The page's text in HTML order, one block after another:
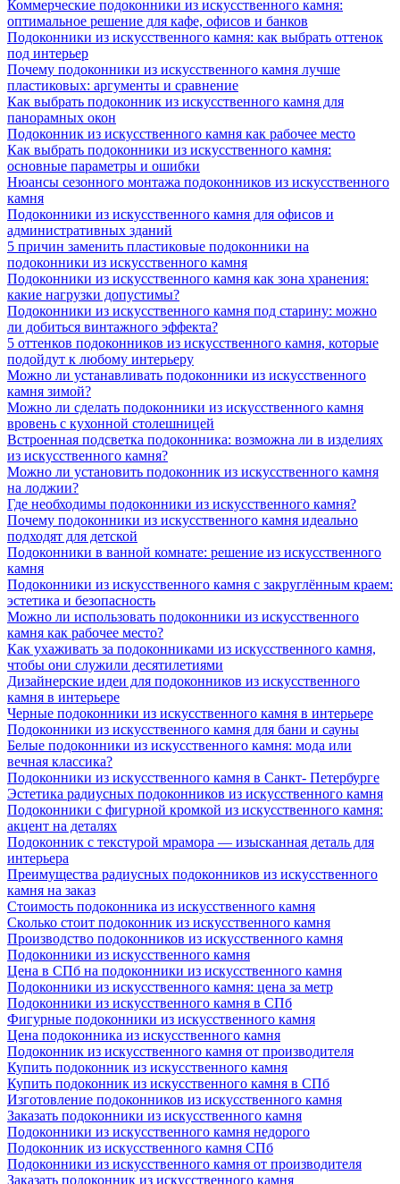
Коммерческие подоконники из искусственного камня:
оптимальное решение для кафе, офисов и банков
Подоконники из искусственного камня: как выбрать оттенок
под интерьер
Почему подоконники из искусственного камня лучше
пластиковых: аргументы и сравнение
Как выбрать подоконник из искусственного камня для
панорамных окон
Подоконник из искусственного камня как рабочее место
Как выбрать подоконники из искусственного камня:
основные параметры и ошибки
Нюансы сезонного монтажа подоконников из искусственного
камня
Подоконники из искусственного камня для офисов и
административных зданий
5 причин заменить пластиковые подоконники на
подоконники из искусственного камня
Подоконники из искусственного камня как зона хранения:
какие нагрузки допустимы?
Подоконники из искусственного камня под старину: можно
ли добиться винтажного эффекта?
5 оттенков подоконников из искусственного камня, которые
подойдут к любому интерьеру
Можно ли устанавливать подоконники из искусственного
камня зимой?
Можно ли сделать подоконники из искусственного камня
вровень с кухонной столешницей
Встроенная подсветка подоконника: возможна ли в изделиях
из искусственного камня?
Можно ли установить подоконник из искусственного камня
на лоджии?
Где необходимы подоконники из искусственного камня?
Почему подоконники из искусственного камня идеально
подходят для детской
Подоконники в ванной комнате: решение из искусственного
камня
Подоконники из искусственного камня с закруглённым краем:
эстетика и безопасность
Можно ли использовать подоконники из искусственного
камня как рабочее место?
Как ухаживать за подоконниками из искусственного камня,
чтобы они служили десятилетиями
Дизайнерские идеи для подоконников из искусственного
камня в интерьере
Черные подоконники из искусственного камня в интерьере
Подоконники из искусственного камня для бани и сауны
Белые подоконники из искусственного камня: мода или
вечная классика?
Подоконники из искусственного камня в Санкт- Петербурге
Эстетика радиусных подоконников из искусственного камня
Подоконники с фигурной кромкой из искусственного камня:
акцент на деталях
Подоконник с текстурой мрамора — изысканная деталь для
интерьера
Преимущества радиусных подоконников из искусственного
камня на заказ
Стоимость подоконника из искусственного камня
Сколько стоит подоконник из искусственного камня
Производство подоконников из искусственного камня
Подоконники из искусственного камня
Цена в СПб на подоконники из искусственного камня
Подоконники из искусственного камня: цена за метр
Подоконники из искусственного камня в СПб
Фигурные подоконники из искусственного камня
Цена подоконника из искусственного камня
Подоконник из искусственного камня от производителя
Купить подоконник из искусственного камня
Купить подоконник из искусственного камня в СПб
Изготовление подоконников из искусственного камня
Заказать подоконники из искусственного камня
Подоконники из искусственного камня недорого
Подоконник из искусственного камня СПб
Подоконники из искусственного камня от производителя
Заказать подоконник из искусственного камня